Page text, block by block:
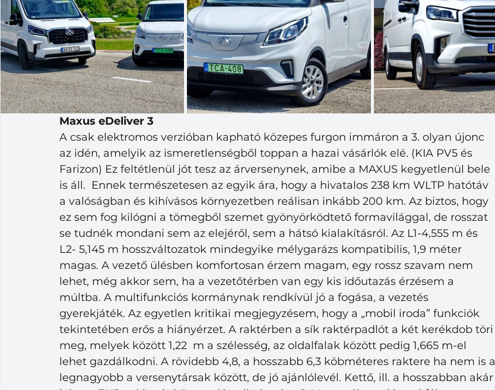
Maxus eDeliver 3
A csak elektromos verzióban kapható közepes furgon immáron a 3. olyan újonc
az idén, amelyik az ismeretlenségből toppan a hazai vásárlók elé. (KIA PV5 és
Farizon) Ez feltétlenül jót tesz az árversenynek, amibe a MAXUS kegyetlenül bele
is áll.  Ennek természetesen az egyik ára, hogy a hivatalos 238 km WLTP hatótáv
a valóságban és kihívásos környezetben reálisan inkább 200 km. Az biztos, hogy
ez sem fog kilógni a tömegből szemet gyönyörködtető formavilággal, de rosszat
se tudnék mondani sem az elejéről, sem a hátsó kialakításról. Az L1-4,555 m és
L2- 5,145 m hosszváltozatok mindegyike mélygarázs kompatibilis, 1,9 méter
magas. A vezető ülésben komfortosan érzem magam, egy rossz szavam nem
lehet, még akkor sem, ha a vezetőtérben van egy kis időutazás érzésem a
múltba. A multifunkciós kormánynak rendkívül jó a fogása, a vezetés
gyerekjáték. Az egyetlen kritikai megjegyzésem, hogy a „mobil iroda” funkciók
tekintetében erős a hiányérzet. A raktérben a sík raktérpadlót a két kerékdob töri
meg, melyek között 1,22  m a szélesség, az oldalfalak között pedig 1,665 m-el
lehet gazdálkodni. A rövidebb 4,8, a hosszabb 6,3 köbméteres raktere ha nem is a
legnagyobb a versenytársak között, de jó ajánlólevél. Kettő, ill. a hosszabban akár